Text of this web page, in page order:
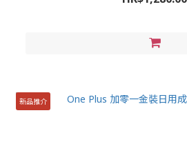
新品推介